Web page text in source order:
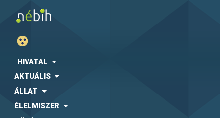
HIVATAL
AKTUÁLIS
ÁLLAT
ÉLELMISZER